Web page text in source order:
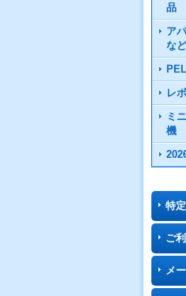
品
ア
など
レ
ミ
機
特
ご
メ